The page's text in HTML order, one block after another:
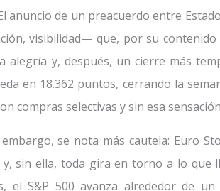
anuncio de un preacuerdo entre
visibilidad— que, por su
alegría y, después, un cierre más
en 18.362 puntos, cerrando la
compras selectivas y sin esa
se nota más cautela: Euro
sin ella, toda gira en torno a lo que
el S&P 500 avanza alrededor de